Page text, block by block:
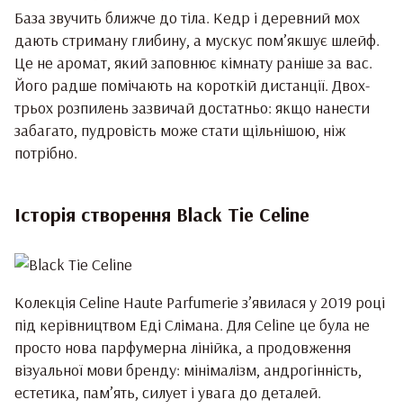
База звучить ближче до тіла. Кедр і деревний мох
дають стриману глибину, а мускус пом’якшує шлейф.
Це не аромат, який заповнює кімнату раніше за вас.
Його радше помічають на короткій дистанції. Двох-
трьох розпилень зазвичай достатньо: якщо нанести
забагато, пудровість може стати щільнішою, ніж
потрібно.
Історія створення Black Tie Celine
Колекція Celine Haute Parfumerie з’явилася у 2019 році
під керівництвом Еді Слімана. Для Celine це була не
просто нова парфумерна лінійка, а продовження
візуальної мови бренду: мінімалізм, андрогінність,
естетика, пам’ять, силует і увага до деталей.